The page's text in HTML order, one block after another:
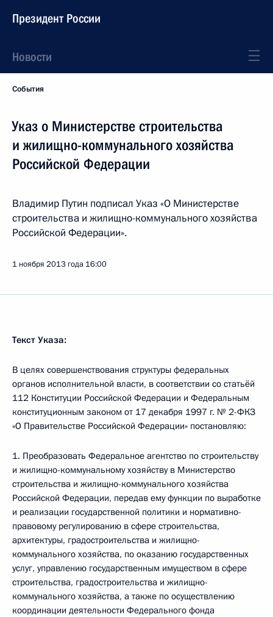
Президент России
Новости
События
Указ о Министерстве строительства
и жилищно-коммунального хозяйства
Российской Федерации
Владимир Путин подписал Указ «О Министерстве
строительства и жилищно-коммунального хозяйства
Российской Федерации».
1 ноября 2013 года 16:00
Текст Указа:
В целях совершенствования структуры федеральных
органов исполнительной власти, в соответствии со статьёй
112 Конституции Российской Федерации и Федеральным
конституционным законом от 17 декабря 1997 г. № 2-ФКЗ
«О Правительстве Российской Федерации» постановляю:
1. Преобразовать Федеральное агентство по строительству
и жилищно-коммунальному хозяйству в Министерство
строительства и жилищно-коммунального хозяйства
Российской Федерации, передав ему функции по выработке
и реализации государственной политики и нормативно-
правовому регулированию в сфере строительства,
архитектуры, градостроительства и жилищно-
коммунального хозяйства, по оказанию государственных
услуг, управлению государственным имуществом в сфере
строительства, градостроительства и жилищно-
коммунального хозяйства, а также по осуществлению
координации деятельности Федерального фонда